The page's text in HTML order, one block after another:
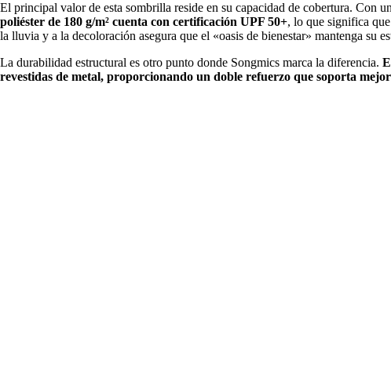
El principal valor de esta sombrilla reside en su capacidad de cobertura. Con un
poliéster de 180 g/m² cuenta con certificación UPF 50+, lo que significa
la lluvia y a la decoloración asegura que el «oasis de bienestar» mantenga su
La durabilidad estructural es otro punto donde Songmics marca la diferencia.
revestidas de metal, proporcionando un doble refuerzo que soporta